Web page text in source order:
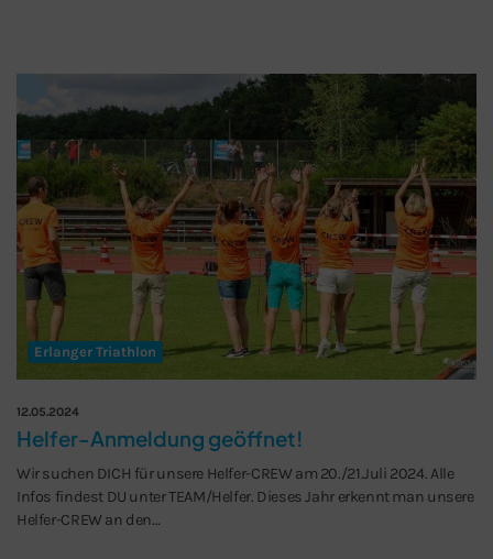
Erlanger Triathlon
12.05.2024
Helfer-Anmeldung geöffnet!
Wir suchen DICH für unsere Helfer-CREW am 20./21.Juli 2024. Alle
Infos findest DU unter TEAM/Helfer. Dieses Jahr erkennt man unsere
Helfer-CREW an den…